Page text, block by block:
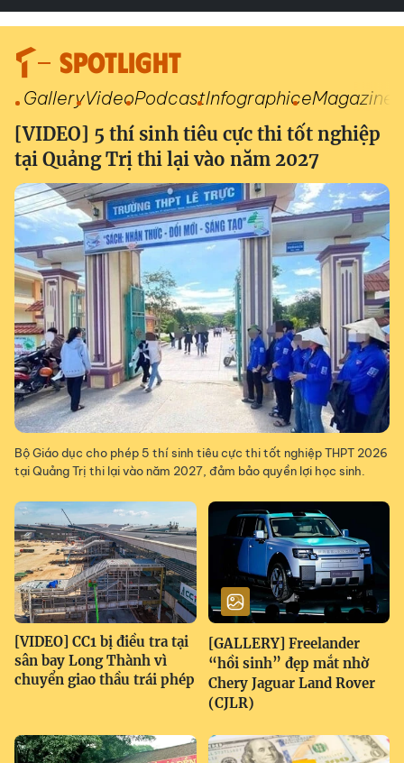
SPOTLIGHT
GalleryVideoPodcastInfographiceMagazine
[VIDEO] 5 thí sinh tiêu cực thi tốt nghiệp
tại Quảng Trị thi lại vào năm 2027
Bộ Giáo dục cho phép 5 thí sinh tiêu cực thi tốt nghiệp THPT 2026
tại Quảng Trị thi lại vào năm 2027, đảm bảo quyền lợi học sinh.
[VIDEO] CC1 bị điều tra tại
sân bay Long Thành vì
chuyển giao thầu trái phép
[GALLERY] Freelander
“hồi sinh” đẹp mắt nhờ
Chery Jaguar Land Rover
(CJLR)